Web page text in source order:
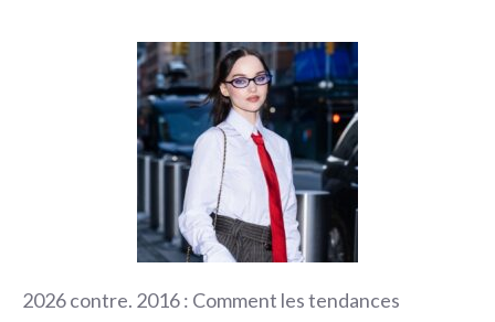
2026 contre. 2016 : Comment les tendances